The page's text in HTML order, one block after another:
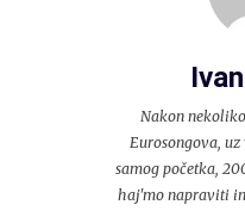
Nakon
Eurosongova,
samog početka,
haj'mo napraviti